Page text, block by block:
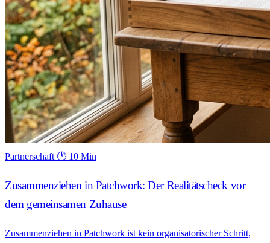
Partnerschaft 🕐 10 Min
Zusammenziehen in Patchwork: Der Realitätscheck vor
dem gemeinsamen Zuhause
Zusammenziehen in Patchwork ist kein organisatorischer Schritt,